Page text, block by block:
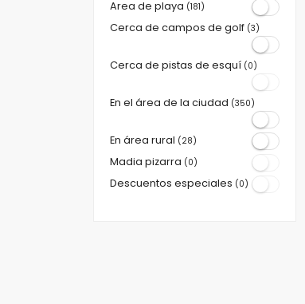
Area de playa (181)
Cerca de campos de golf (3)
Cerca de pistas de esquí (0)
En el área de la ciudad (350)
En área rural (28)
Madia pizarra (0)
Descuentos especiales (0)